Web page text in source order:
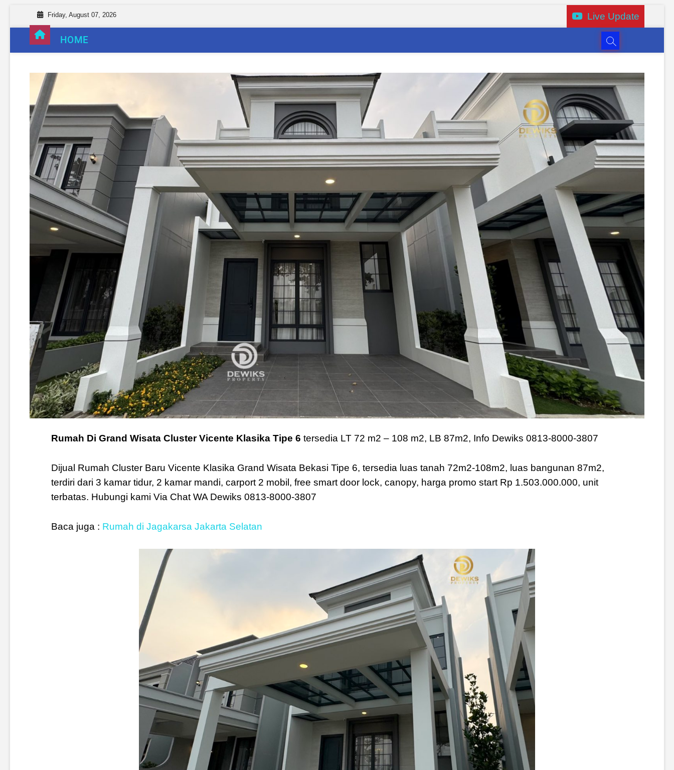
Friday, August 07, 2026 Live Update
HOME
Rumah Di Grand Wisata Cluster Vicente Klasika Tipe 6 tersedia LT 72 m2 – 108 m2, LB 87m2, Info Dewiks 0813-8000-3807
Dijual Rumah Cluster Baru Vicente Klasika Grand Wisata Bekasi Tipe 6, tersedia luas tanah 72m2-108m2, luas bangunan 87m2,
terdiri dari 3 kamar tidur, 2 kamar mandi, carport 2 mobil, free smart door lock, canopy, harga promo start Rp 1.503.000.000, unit
terbatas. Hubungi kami Via Chat WA Dewiks 0813-8000-3807
Baca juga : Rumah di Jagakarsa Jakarta Selatan